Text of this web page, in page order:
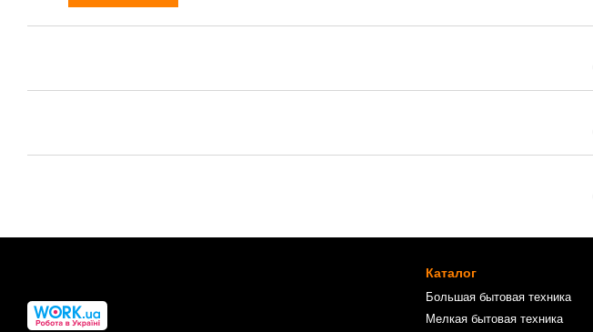
Каталог
Большая бытовая техника
Мелкая бытовая техника